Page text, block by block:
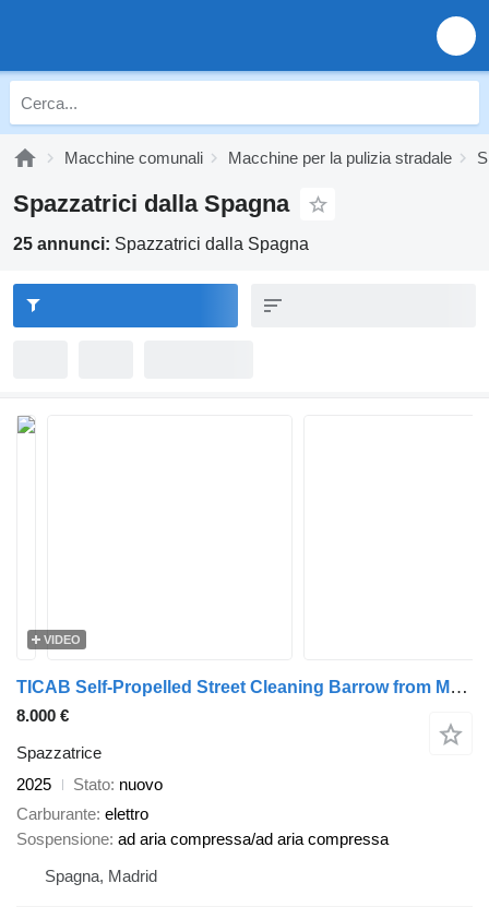
Macchine comunali Macchine per la pulizia stradale
Spazzatrici dalla Spagna
25 annunci: Spazzatrici dalla Spagna
VIDEO
TICAB Self-Propelled Street Cleaning Barrow from Manufacturer
8.000 €
Spazzatrice
2025
Stato nuovo
Carburante elettro
Sospensione ad aria compressa/ad aria compressa
Spagna, Madrid